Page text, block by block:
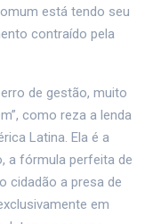
está tendo seu
contraído pela
de gestão, muito
como reza a lenda
Latina. Ela é a
a fórmula perfeita de
cidadão a presa de
em